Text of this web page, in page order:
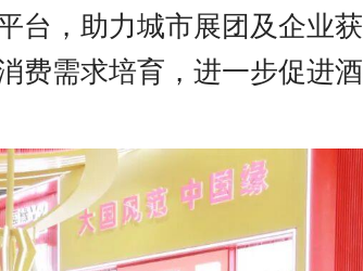
台，助力城市展团及企业获
费需求培育，进一步促进酒